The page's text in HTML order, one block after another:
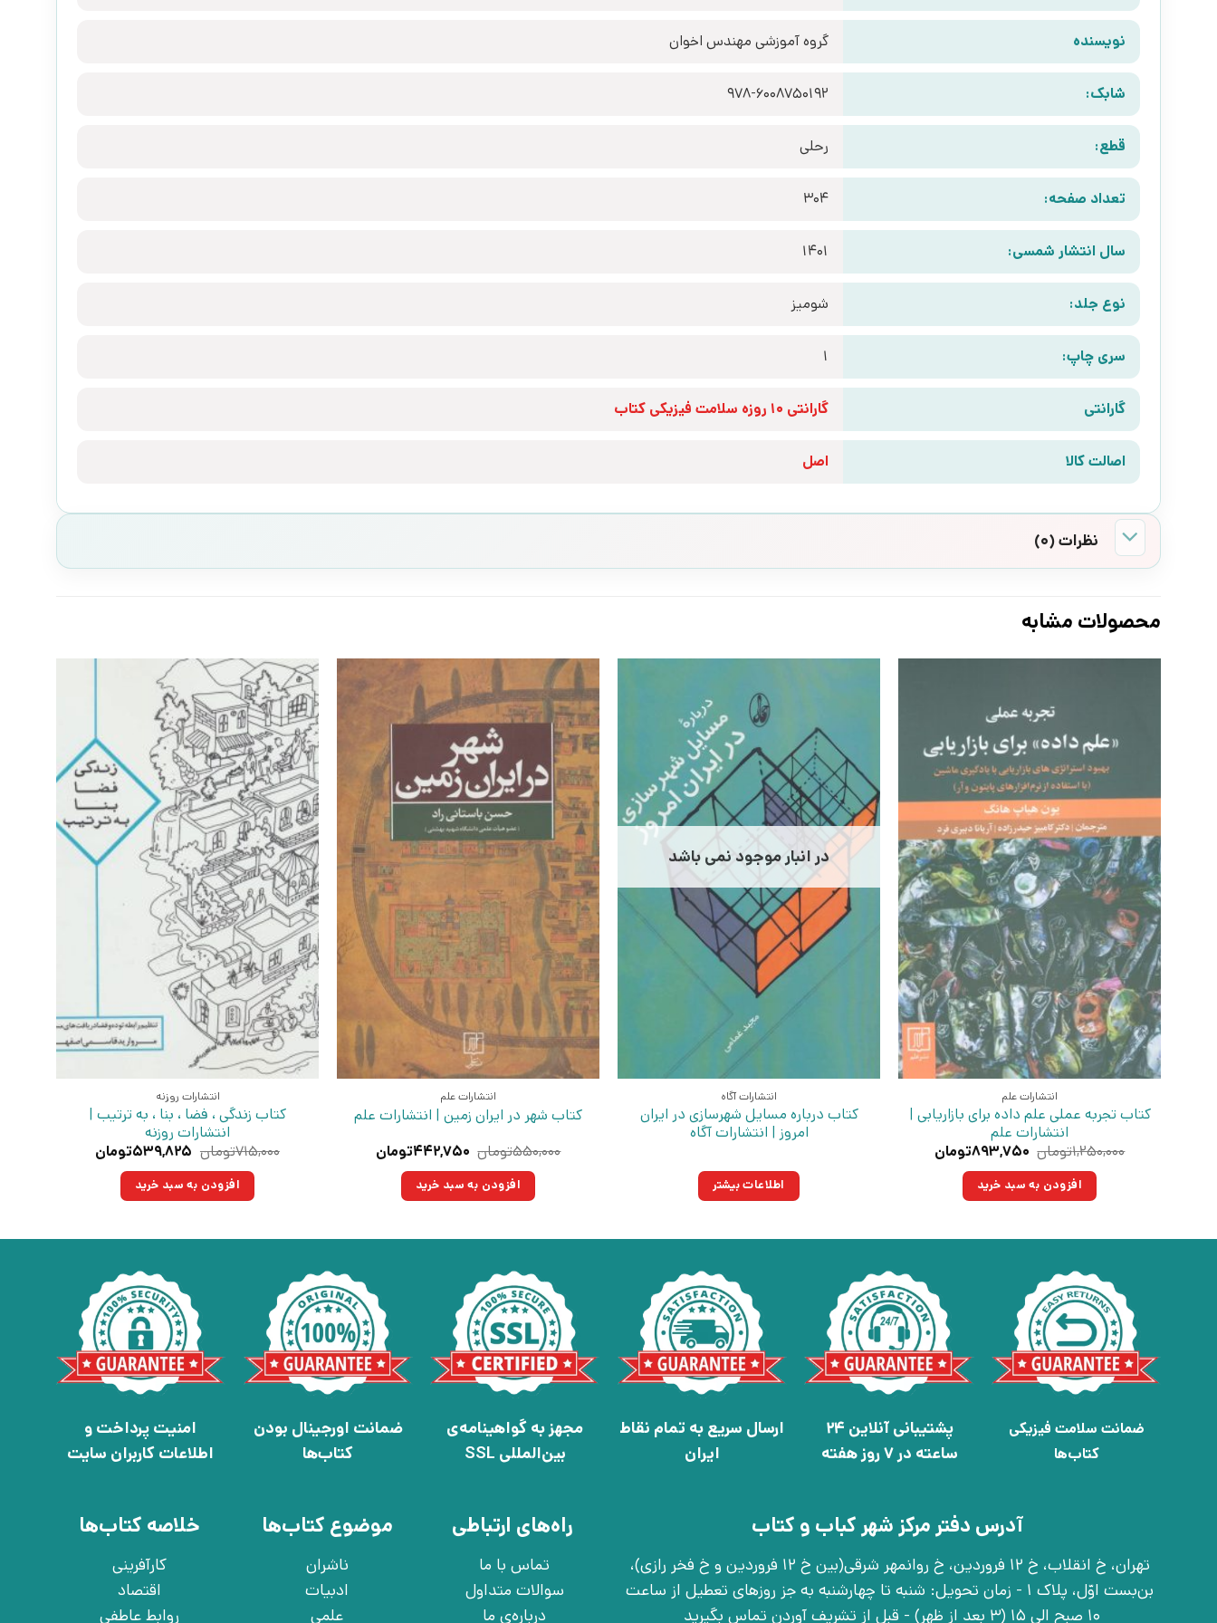
نویسنده گروه آموزشی مهندس اخوان
شابک: 978-6008750192
قطع: رحلی
تعداد صفحه: 304
سال انتشار شمسی: 1401
نوع جلد: شومیز
سری چاپ: 1
گارانتی گارانتی 10 روزه سلامت فیزیکی کتاب
اصالت کالا اصل
نظرات (0)
محصولات مشابه
انتشارات علم
کتاب تجربه عملی علم داده برای بازاریابی |
انتشارات علم
۱,۲۵۰,۰۰۰تومان قیمت
۱,۲۵۰,۰۰۰تومان
بود.
۸۹۳,۷۵۰تومان
افزودن به سبد خرید
در انبار موجود نمی باشد
انتشارات آگاه
کتاب درباره مسایل شهرسازی در ایران
امروز | انتشارات آگاه
اطلاعات بیشتر
انتشارات علم
کتاب شهر در ایران زمین | انتشارات علم
۵۵۰,۰۰۰تومان قیمت
۵۵۰,۰۰۰تومان
بود.
۴۴۲,۷۵۰تومان
افزودن به سبد خرید
انتشارات روزنه
کتاب زندگی ، فضا ، بنا ، به ترتیب |
انتشارات روزنه
۷۱۵,۰۰۰تومان قیمت
۷۱۵,۰۰۰تومان
بود.
۵۳۹,۸۲۵تومانقیمت
افزودن به سبد خرید
ضمانت سلامت فیزیکی
کتاب‌ها
پشتیبانی آنلاین 24
ساعته در 7 روز هفته
ارسال سریع به تمام نقاط
ایران
مجهز به گواهینامه‌ی
بین‌المللی SSL
ضمانت اورجینال بودن
کتاب‌ها
امنیت پرداخت و
اطلاعات کاربران سایت
آدرس دفتر مرکز شهر کباب و کتاب
تهران، خ انقلاب، خ 12 فروردین، خ روانمهر شرقی(بین خ 12 فروردین و خ فخر رازی)،
بن‌بست اوّل، پلاک 1 - زمان تحویل: شنبه تا چهارشنبه به جز روزهای تعطیل از ساعت
10 صبح الی 15 (3 بعد از ظهر) - قبل از تشریف آوردن تماس بگیرید
راه‌های ارتباطی
تماس با ما
سوالات متداول
درباره‌ی ما
موضوع کتاب‌ها
ناشران
ادبیات
علمی
خلاصه کتاب‌ها
کارآفرینی
اقتصاد
روابط عاطفی